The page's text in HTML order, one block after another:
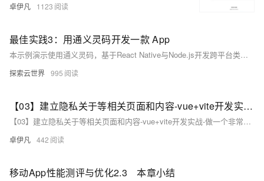
卓伊凡 1123
最佳实践3：用通义灵码开发一款 App
本示例演示使用通义灵码，基于React Native与Node.js开发跨平台类通义App，重点展示iOS端实现。涵盖前端页面生成、后端代码库自动生成、RTK Query通信集成及Qwen API调用全过程，体现灵码在全栈开发中的高效能力。（238字）
探索云世界 995
【03】建立隐私关于等相关页面和内容-vue+vite开发实战-做一个非常漂亮的APP下载落地页-支持PC和H5自适应提供安卓苹果鸿蒙下载和网页端访问-优雅草卓伊凡
【03】建立隐私关于等相关页面和内容-vue+vite开发实战-做一个非常漂亮的APP下载落地页-支持PC和H5自适应提供安卓苹果鸿蒙下载和网页端访问-优雅草卓伊凡
卓伊凡 442
移动App性能测评与优化2.3 本章小结